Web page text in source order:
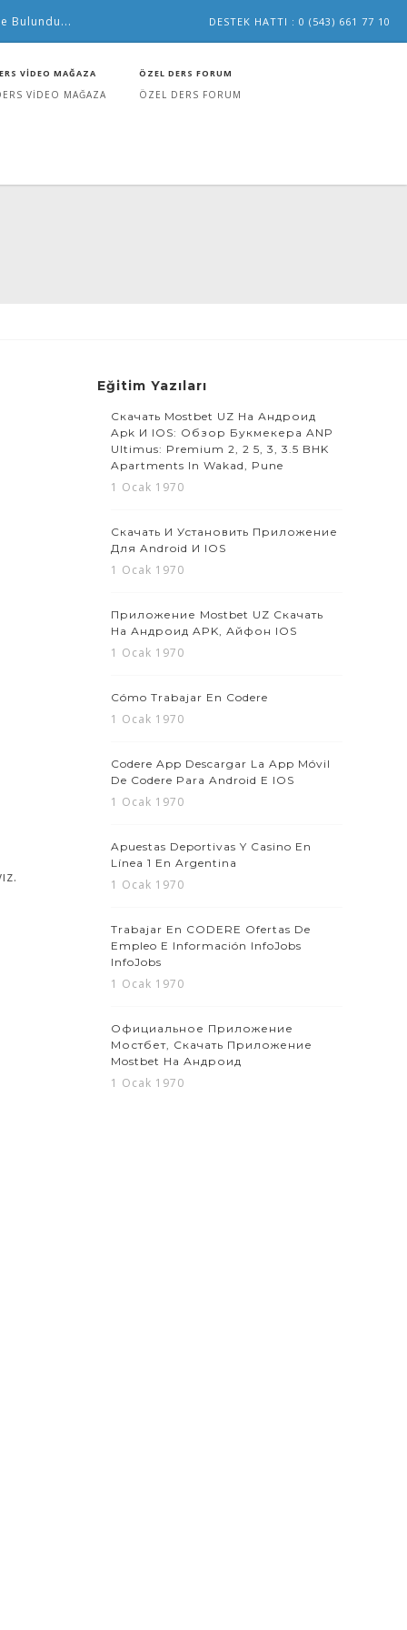
Bulundu... DESTEK HATTI : 0 (543) 661 77 10
VİDEO MAĞAZA
VİDEO MAĞAZA
ÖZEL DERS FORUM
ÖZEL DERS FORUM
Eğitim Yazıları
Скачать Mostbet UZ На Андроид
Apk И IOS: Обзор Букмекера ANP
Ultimus: Premium 2, 2 5, 3, 3.5 BHK
Apartments In Wakad, Pune
1 Ocak 1970
Скачать И Установить Приложение
Для Android И IOS
1 Ocak 1970
Приложение Mostbet UZ Скачать
На Андроид APK, Айфон IOS
1 Ocak 1970
Cómo Trabajar En Codere
1 Ocak 1970
Codere App Descargar La App Móvil
De Codere Para Android E IOS
1 Ocak 1970
Apuestas Deportivas Y Casino En
Línea 1 En Argentina
1 Ocak 1970
Trabajar En CODERE Ofertas De
Empleo E Información InfoJobs
InfoJobs
1 Ocak 1970
Официальное Приложение
Мостбет, Скачать Приложение
Mostbet На Андроид
1 Ocak 1970